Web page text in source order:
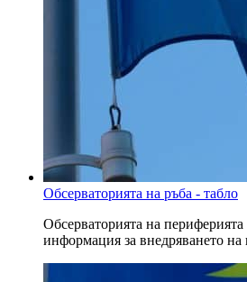
Обсерваторията на ръба - табло
Обсерваторията на
информация за внедряването